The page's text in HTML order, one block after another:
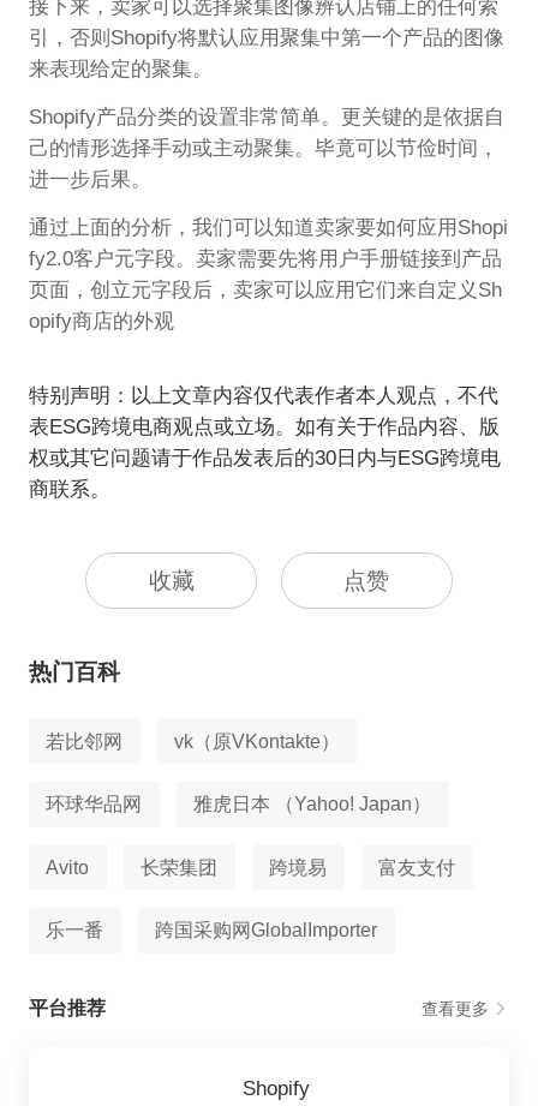
接下来，卖家可以选择聚集图像辨认店铺上的任何索
引，否则Shopify将默认应用聚集中第一个产品的图像
来表现给定的聚集。
Shopify产品分类的设置非常简单。更关键的是依据自
己的情形选择手动或主动聚集。毕竟可以节俭时间，
进一步后果。
通过上面的分析，我们可以知道卖家要如何应用Shopi
fy2.0客户元字段。卖家需要先将用户手册链接到产品
页面，创立元字段后，卖家可以应用它们来自定义Sh
opify商店的外观
特别声明：以上文章内容仅代表作者本人观点，不代
表ESG跨境电商观点或立场。如有关于作品内容、版
权或其它问题请于作品发表后的30日内与ESG跨境电
商联系。
收藏 点赞
热门百科
若比邻网 vk（原VKontakte）
环球华品网 雅虎日本 （Yahoo! Japan）
Avito 长荣集团 跨境易 富友支付
乐一番 跨国采购网GlobalImporter
平台推荐 查看更多
Shopify